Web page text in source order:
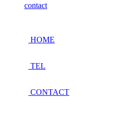
contact
HOME
TEL
CONTACT